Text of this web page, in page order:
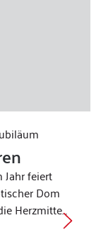
Jahr feiert
Dom
Herzmitte…